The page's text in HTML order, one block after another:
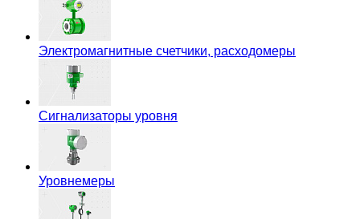
Электромагнитные счетчики, расходомеры
Сигнализаторы уровня
Уровнемеры